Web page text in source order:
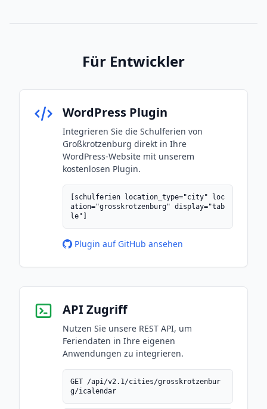
Für Entwickler
WordPress Plugin
Integrieren Sie die Schulferien von
Großkrotzenburg direkt in Ihre
WordPress-Website mit unserem
kostenlosen Plugin.
[schulferien location_type="city" loc
ation="grosskrotzenburg" display="tab
le"]
Plugin auf GitHub ansehen
API Zugriff
Nutzen Sie unsere REST API, um
Feriendaten in Ihre eigenen
Anwendungen zu integrieren.
GET /api/v2.1/cities/grosskrotzenbur
g/icalendar